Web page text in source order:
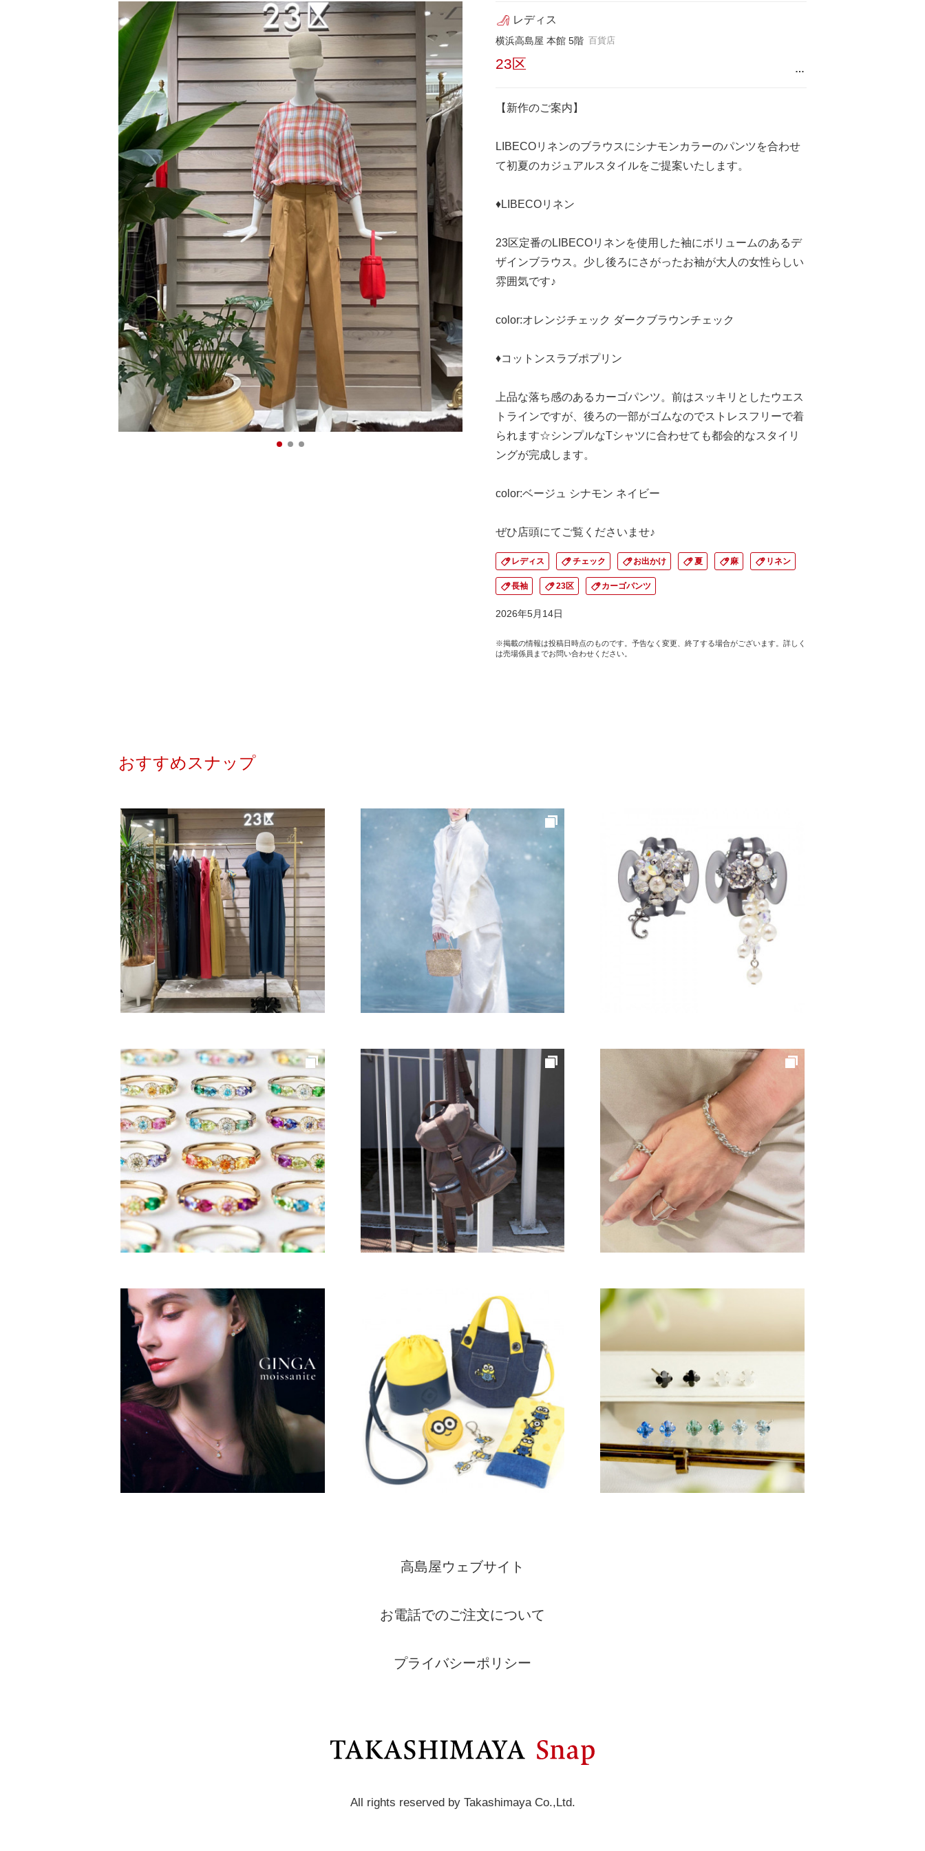
レディス
横浜高島屋 本館 5階 百貨店
23区 …
【新作のご案内】
LIBECOリネンのブラウスにシナモンカラーのパンツを合わせ
て初夏のカジュアルスタイルをご提案いたします。
♦︎LIBECOリネン
23区定番のLIBECOリネンを使用した袖にボリュームのあるデ
ザインブラウス。少し後ろにさがったお袖が大人の女性らしい
雰囲気です♪
color:オレンジチェック ダークブラウンチェック
♦︎コットンスラブポプリン
上品な落ち感のあるカーゴパンツ。前はスッキリとしたウエス
トラインですが、後ろの一部がゴムなのでストレスフリーで着
られます☆シンプルなTシャツに合わせても都会的なスタイリ
ングが完成します。
color:ベージュ シナモン ネイビー
ぜひ店頭にてご覧くださいませ♪
レディス チェック お出かけ 夏 麻 リネン
長袖 23区 カーゴパンツ
2026年5月14日
※掲載の情報は投稿日時点のものです。予告なく変更、終了する場合がございます。詳しく
は売場係員までお問い合わせください。
おすすめスナップ
高島屋ウェブサイト
お電話でのご注文について
プライバシーポリシー
All rights reserved by Takashimaya Co.,Ltd.